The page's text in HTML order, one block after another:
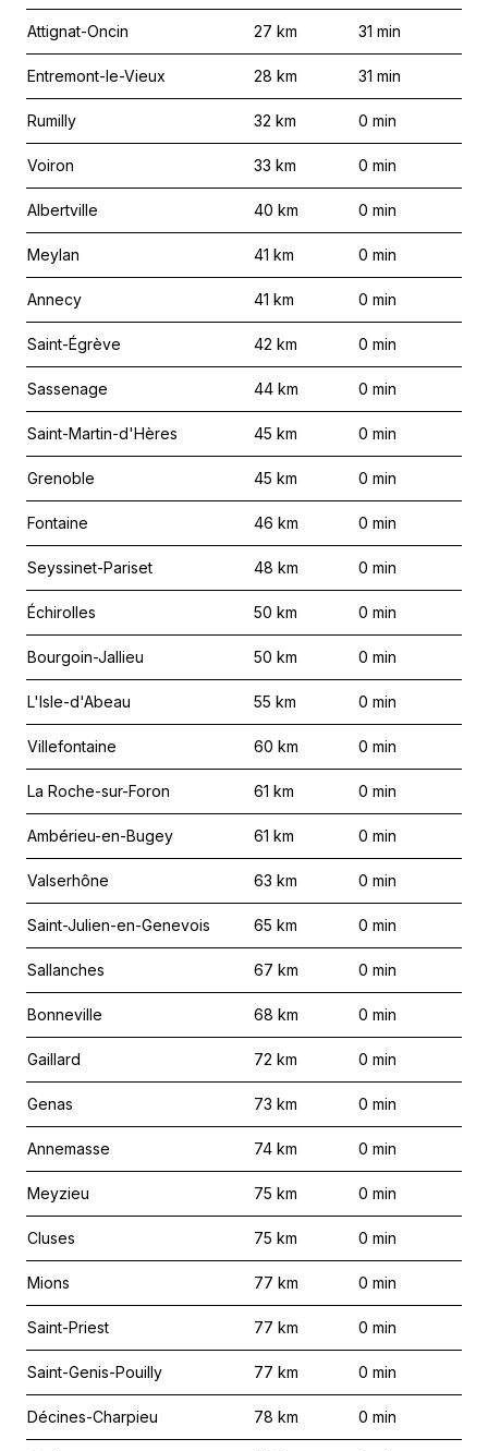
Attignat-Oncin 27 km 31 min
Entremont-le-Vieux 28 km 31 min
Rumilly 32 km 0 min
Voiron 33 km 0 min
Albertville 40 km 0 min
Meylan 41 km 0 min
Annecy 41 km 0 min
Saint-Égrève 42 km 0 min
Sassenage 44 km 0 min
Saint-Martin-d'Hères 45 km 0 min
Grenoble 45 km 0 min
Fontaine 46 km 0 min
Seyssinet-Pariset 48 km 0 min
Échirolles 50 km 0 min
Bourgoin-Jallieu 50 km 0 min
L'Isle-d'Abeau 55 km 0 min
Villefontaine 60 km 0 min
La Roche-sur-Foron 61 km 0 min
Ambérieu-en-Bugey 61 km 0 min
Valserhône 63 km 0 min
Saint-Julien-en-Genevois 65 km 0 min
Sallanches 67 km 0 min
Bonneville 68 km 0 min
Gaillard 72 km 0 min
Genas 73 km 0 min
Annemasse 74 km 0 min
Meyzieu 75 km 0 min
Cluses 75 km 0 min
Mions 77 km 0 min
Saint-Priest 77 km 0 min
Saint-Genis-Pouilly 77 km 0 min
Décines-Charpieu 78 km 0 min